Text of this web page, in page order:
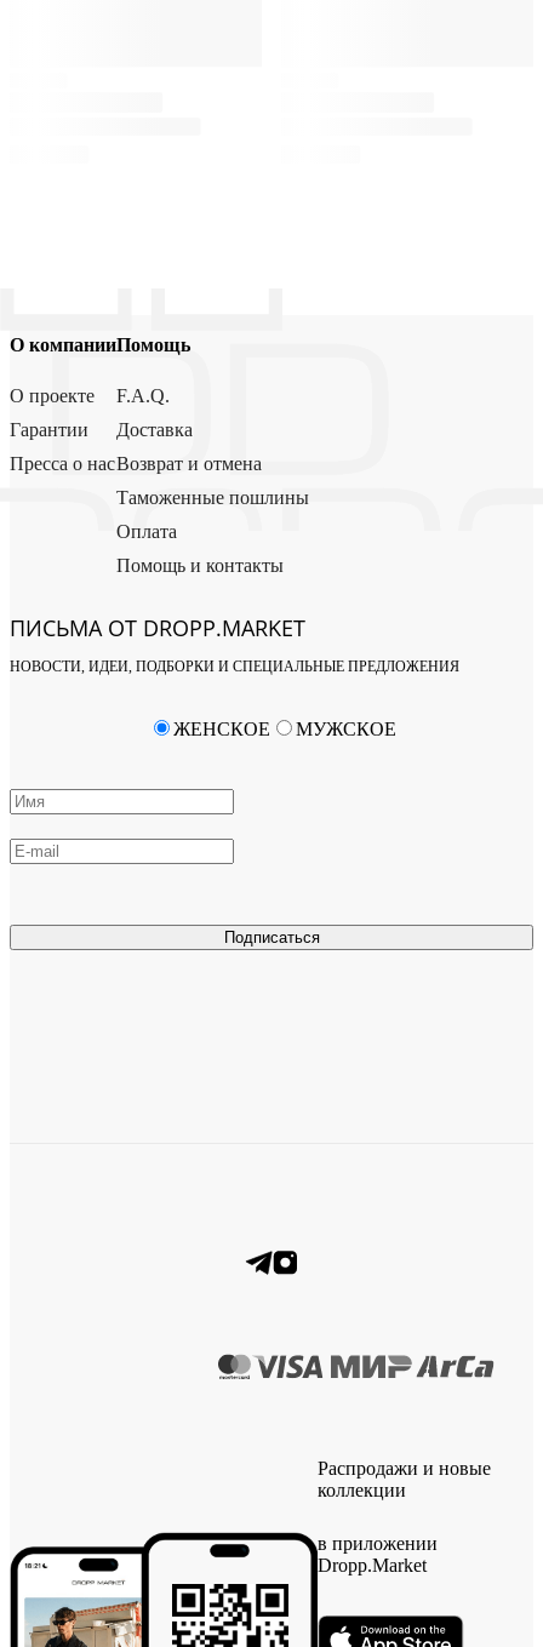
О компании
О проекте
Гарантии
Пресса о нас
Помощь
F.A.Q.
Доставка
Возврат и отмена
Таможенные пошлины
Оплата
Помощь и контакты
ПИСЬМА ОТ DROPP.MARKET
НОВОСТИ, ИДЕИ, ПОДБОРКИ И СПЕЦИАЛЬНЫЕ ПРЕДЛОЖЕНИЯ
Подписаться
ЖЕНСКОЕ МУЖСКОЕ
Распродажи и новые
коллекции
в приложении
Dropp.Market